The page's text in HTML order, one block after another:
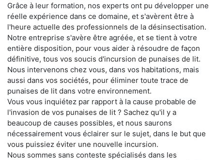
Grâce à leur formation, nos experts ont pu développer une
réelle expérience dans ce domaine, et s'avèrent être à
l'heure actuelle des professionnels de la désinsectisation.
Notre entreprise s'avère être agréée, et se tient à votre
entière disposition, pour vous aider à résoudre de façon
définitive, tous vos soucis d'incursion de punaises de lit.
Nous intervenons chez vous, dans vos habitations, mais
aussi dans vos sociétés, pour éliminer toute trace de
punaises de lit dans votre environnement.
Vous vous inquiétez par rapport à la cause probable de
l'invasion de vos punaises de lit ? Sachez qu'il y a
beaucoup de causes possibles, et nous saurons
nécessairement vous éclairer sur le sujet, dans le but que
vous puissiez éviter une nouvelle incursion.
Nous sommes sans conteste spécialisés dans les